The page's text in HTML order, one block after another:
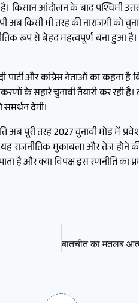
है। किसान आंदोलन के बाद पश्चिमी
अब किसी भी तरह की नाराजगी को
रूप से बेहद महत्वपूर्ण बना
पार्टी और कांग्रेस नेताओं का कहना
सहारे चुनावी तैयारी कर रही है।
देगी।
अब पूरी तरह 2027 चुनावी मोड में
राजनीतिक मुकाबला और तेज होने
है और क्या विपक्ष इस रणनीति का